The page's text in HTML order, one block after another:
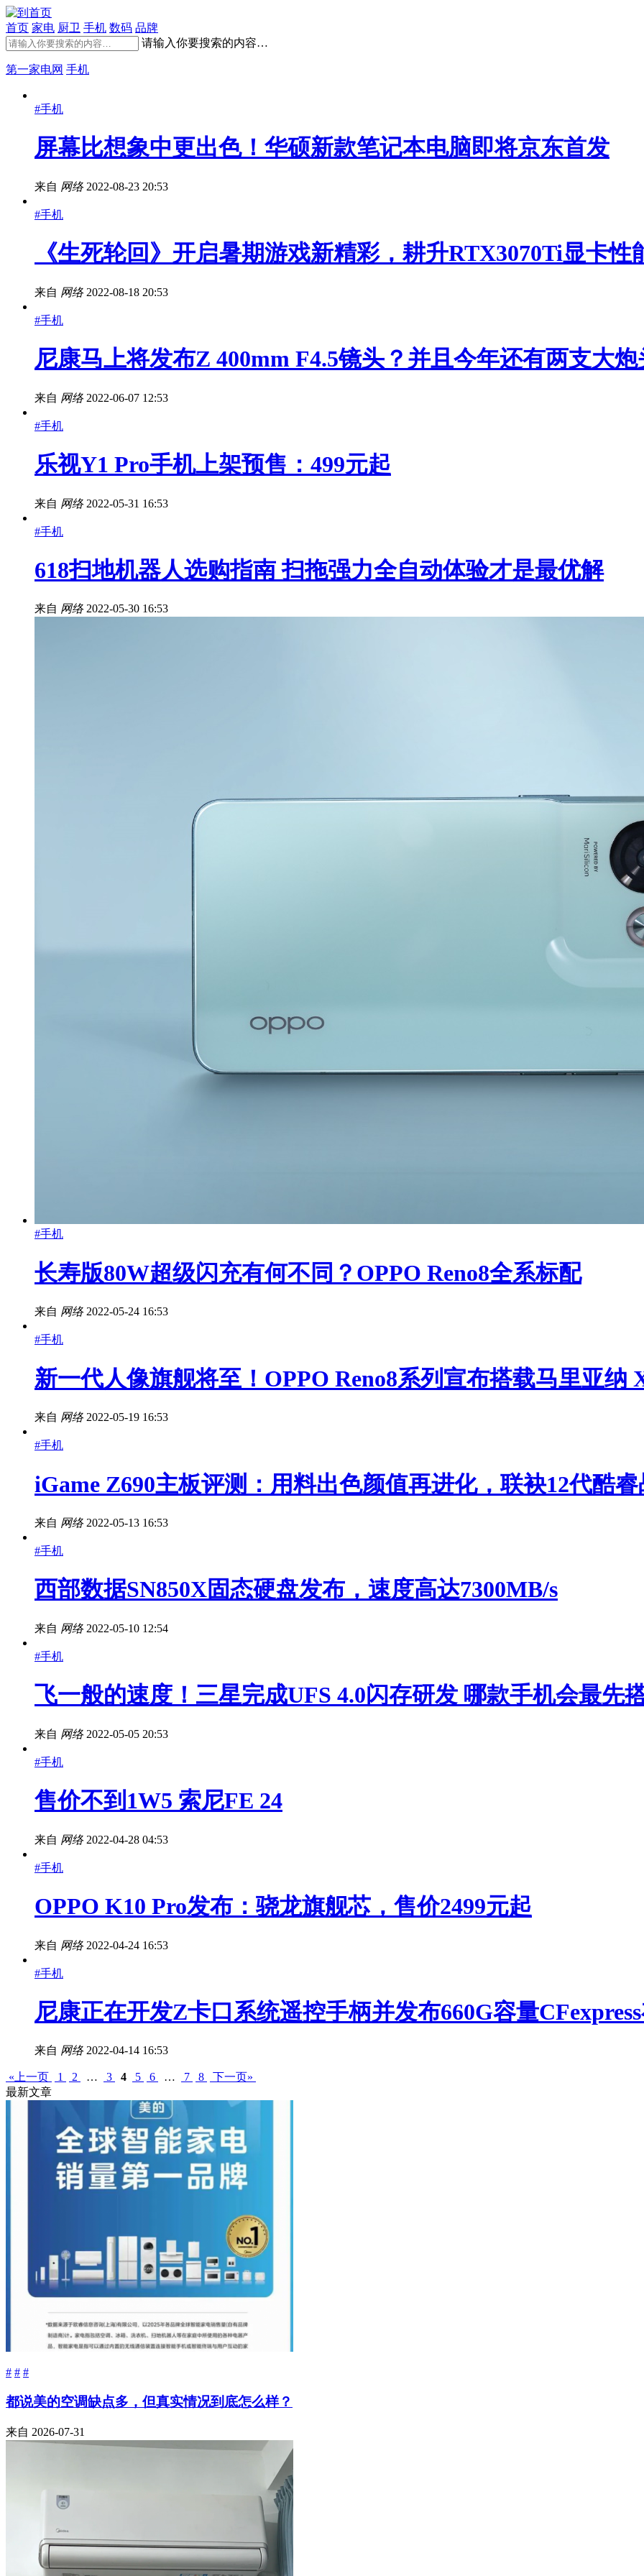
首页 家电 厨卫 手机 数码 品牌
请输入你要搜索的内容…
第一家电网 手机
#手机
屏幕比想象中更出色！华硕新款笔记本电脑即将京东首发
来自 网络 2022-08-23 20:53
#手机
《生死轮回》开启暑期游戏新精彩，耕升RTX3070Ti显卡
来自 网络 2022-08-18 20:53
#手机
尼康马上将发布Z 400mm F4.5镜头？并且今年还有两支大炮
来自 网络 2022-06-07 12:53
#手机
乐视Y1 Pro手机上架预售：499元起
来自 网络 2022-05-31 16:53
#手机
618扫地机器人选购指南 扫拖强力全自动体验才是最优解
来自 网络 2022-05-30 16:53
#手机
长寿版80W超级闪充有何不同？OPPO Reno8全系标配
来自 网络 2022-05-24 16:53
#手机
新一代人像旗舰将至！OPPO Reno8系列宣布搭载马里亚纳
来自 网络 2022-05-19 16:53
#手机
iGame Z690主板评测：用料出色颜值再进化，联袂12代酷
来自 网络 2022-05-13 16:53
#手机
西部数据SN850X固态硬盘发布，速度高达7300MB/s
来自 网络 2022-05-10 12:54
#手机
飞一般的速度！三星完成UFS 4.0闪存研发 哪款手机会最先
来自 网络 2022-05-05 20:53
#手机
售价不到1W5 索尼FE 24
来自 网络 2022-04-28 04:53
#手机
OPPO K10 Pro发布：骁龙旗舰芯，售价2499元起
来自 网络 2022-04-24 16:53
#手机
尼康正在开发Z卡口系统遥控手柄并发布660G容量
来自 网络 2022-04-14 16:53
«上一页 1 2 … 3 4 5 6 … 7 8
下一页»
最新文章
# # #
都说美的空调缺点多，但真实情况到底怎么样？
来自 2026-07-31